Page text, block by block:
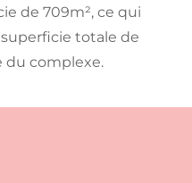
de 709m², ce qui
totale de
du complexe.